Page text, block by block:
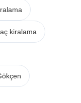
kiralama